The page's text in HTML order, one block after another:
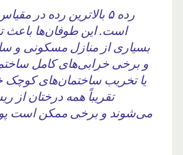
رده ۵ بالاترین رده در
است. این طوفان‌ها
بسیاری از منازل مسکونی و
و برخی خرابی‌های کامل
یا تخریب ساختمان‌های
تقریباً همه درختان از
می‌شوند و برخی ممکن است